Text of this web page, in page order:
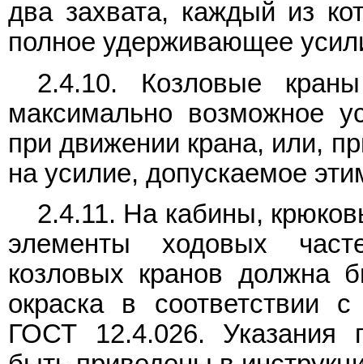
два захвата, каждый из
полное удерживающее
2.4.10. Козловые
максимально возможное
при движении крана, или,
на усилие, допускаемое
2.4.11. На кабины,
элементы ходовых
козловых кранов должна
окраска в соответствии
ГОСТ 12.4.026. Указания